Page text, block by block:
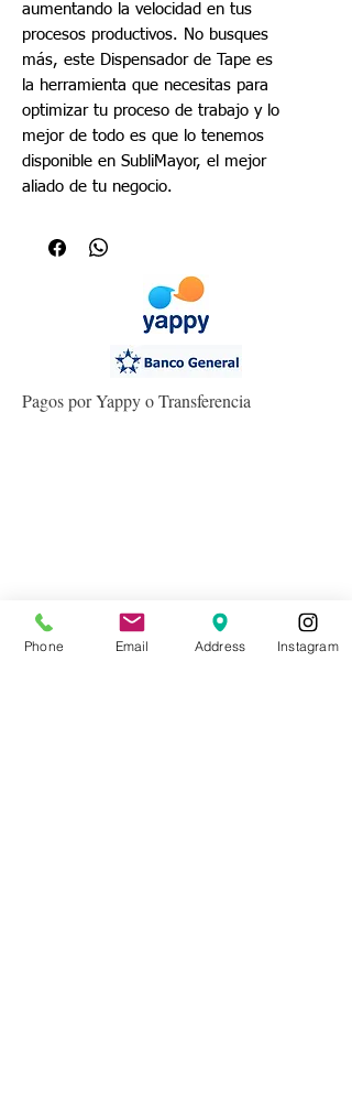
aumentando la velocidad en tus
procesos productivos. No busques
más, este Dispensador de Tape es
la herramienta que necesitas para
optimizar tu proceso de trabajo y lo
mejor de todo es que lo tenemos
disponible en SubliMayor, el mejor
aliado de tu negocio.
Pagos por Yappy o Transferencia
Phone Email Address Instagram